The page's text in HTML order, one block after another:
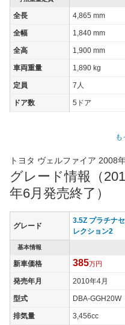
全長 4,865 mm
全幅 1,840 mm
全高 1,900 mm
車両重量 1,890 kg
定員 7人
ドア数 5ドア
最高出力 125.00 [170]/
最高トルク 224 [22.8]/
過給機 -
タイヤ
タイヤサイズ
(前)
235/50R18 97V
タイヤサイズ
(後)
235/50R18 97V
燃費
WLTCモード -
WLTCモード(市
も
トヨタ ヴェルファイア 2008
グレード情報（
年6月発売終了）
グレード
3.5Z プラチナセ
レクション2
基本情報
新車価格 385万円
発売年月 2010年4月
型式 DBA-GGH20W
排気量 3,456cc